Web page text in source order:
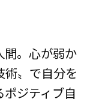
間。心が弱か
術〟で自分を
ジティブ自